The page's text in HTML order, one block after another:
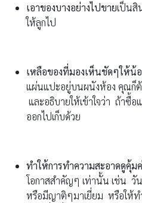
เอาของบางอย่างไปขายเป็นสิ
ให้ลูกไป
เหลือของที่มองเห็นชัดๆให้น้
แผ่นแปะอยู่บนผนังห้อง คุณก็ต้
และอธิบายให้เข้าใจว่า ถ้าซื้
ออกไปเก็บด้วย
ทำให้การทำความสะอาดดูคุ้ม
โอกาสสำคัญๆ เท่านั้น เช่น
หรือมีญาติๆมาเยี่ยม หรือให้